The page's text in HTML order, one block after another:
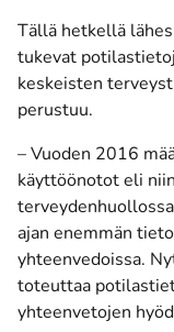
Tällä hetkellä
tukevat
keskeisten
perustuu.
– Vuoden 2016
käyttöönotot eli
ajan enemmän
yhteenvedoissa.
toteuttaa
yhteenvetojen